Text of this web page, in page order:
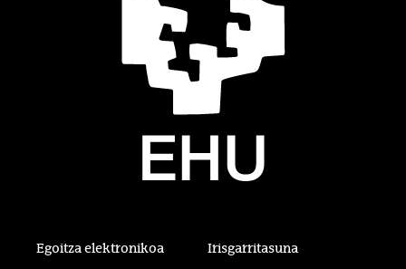
Egoitza elektronikoa Irisgarritasuna